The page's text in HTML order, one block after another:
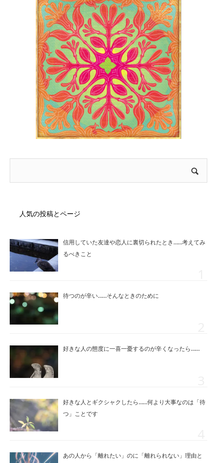
人気の投稿とページ
信用していた友達や恋人に裏切られたとき……考えてみ
るべきこと
待つのが辛い……そんなときのために
好きな人の態度に一喜一憂するのが辛くなったら……
好きな人とギクシャクしたら……何より大事なのは「待
つ」ことです
あの人から「離れたい」のに「離れられない」理由と